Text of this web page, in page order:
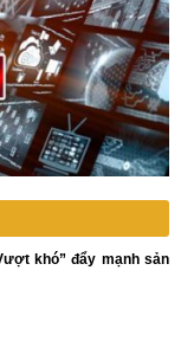
khó” đẩy mạnh sản